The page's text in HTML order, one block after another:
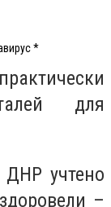
*
для
учтено
–